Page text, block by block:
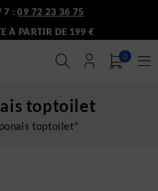
7 :09 72 23 36 75
À PARTIR DE 199 €
0
toptoilet
toptoilet"